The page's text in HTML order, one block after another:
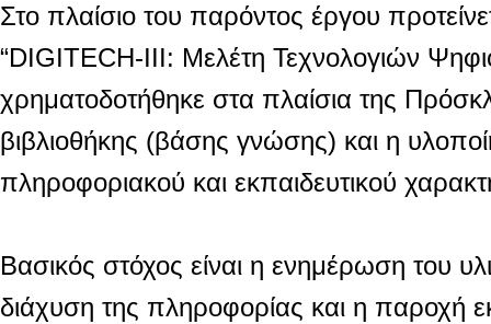
Στο πλαίσιο του παρόντος έργου
“DIGITECH-III: Μελέτη Τεχνολογιών
χρηματοδοτήθηκε στα πλαίσια της
βιβλιοθήκης (βάσης γνώσης) και η
πληροφοριακού και εκπαιδευτικού
Βασικός στόχος είναι η ενημέρωση του
διάχυση της πληροφορίας και η παροχή